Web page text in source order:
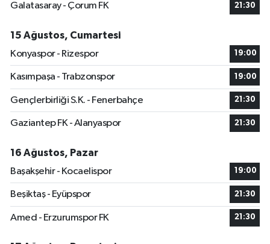
Galatasaray - Çorum FK
21:30
15 Ağustos, Cumartesi
Konyaspor - Rizespor
19:00
Kasımpaşa - Trabzonspor 19:00
Gençlerbirliği S.K. - Fenerbahçe 21:30
Gaziantep FK - Alanyaspor 21:30
16 Ağustos, Pazar
Başakşehir - Kocaelispor
19:00
Beşiktaş - Eyüpspor 21:30
Amed - Erzurumspor FK 21:30